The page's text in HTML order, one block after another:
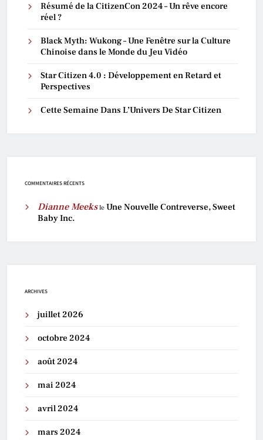
Résumé de la CitizenCon 2024 – Un rêve encore
réel ?
Black Myth: Wukong – Une Fenêtre sur la Culture
Chinoise dans le Monde du Jeu Vidéo
Star Citizen 4.0 : Développement en Retard et
Perspectives
Cette Semaine Dans L’Univers De Star Citizen
COMMENTAIRES RÉCENTS
Dianne Meeksle Une Nouvelle Contreverse, Sweet
Baby Inc.
ARCHIVES
juillet 2026
octobre 2024
août 2024
mai 2024
avril 2024
mars 2024